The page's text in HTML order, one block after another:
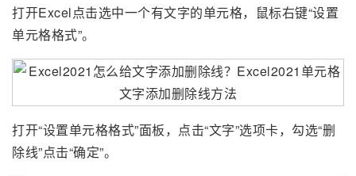
打开Excel点击选中一个有文字的单元格，鼠标右键“设置
单元格格式”。
打开“设置单元格格式”面板，点击“文字”选项卡，勾选“删
除线”点击“确定”。